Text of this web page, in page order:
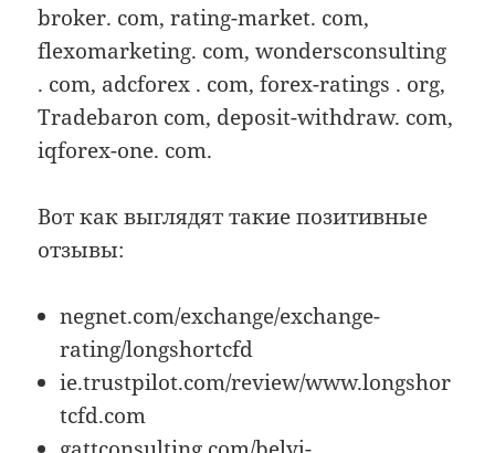
broker. com, rating-market. com,
flexomarketing. com, wondersconsulting
. com, adcforex . com, forex-ratings . org,
Tradebaron com, deposit-withdraw. com,
iqforex-one. com.
Вот как выглядят такие позитивные
отзывы:
negnet.com/exchange/exchange-
rating/longshortcfd
ie.trustpilot.com/review/www.longshor
tcfd.com